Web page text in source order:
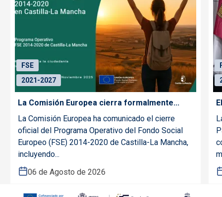
FSE
2021-2027
La Comisión Europea cierra formalmente...
La Comisión Europea ha comunicado el cierre
oficial del Programa Operativo del Fondo Social
Europeo (FSE) 2014-2020 de Castilla-La Mancha,
incluyendo...
06 de Agosto de 2026